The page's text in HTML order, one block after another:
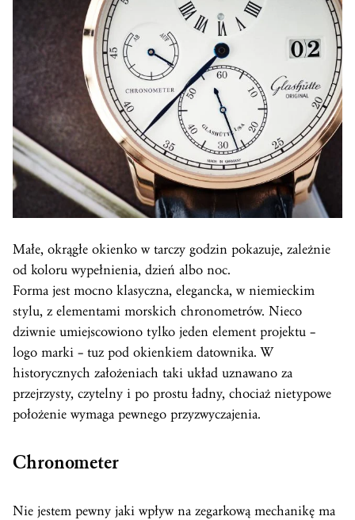
Małe, okrągłe okienko w tarczy godzin pokazuje, zależnie
od koloru wypełnienia, dzień albo noc.
Forma jest mocno klasyczna, elegancka, w niemieckim
stylu, z elementami morskich chronometrów. Nieco
dziwnie umiejscowiono tylko jeden element projektu –
logo marki – tuz pod okienkiem datownika. W
historycznych założeniach taki układ uznawano za
przejrzysty, czytelny i po prostu ładny, chociaż nietypowe
położenie wymaga pewnego przyzwyczajenia.
Chronometer
Nie jestem pewny jaki wpływ na zegarkową mechanikę ma